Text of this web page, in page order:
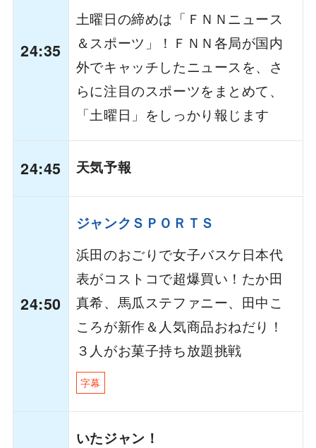
24:35
土曜日の締めは「ＦＮＮニュース
＆スポーツ」！ＦＮＮ各局が国内
外でキャッチしたニュースを、さ
らに注目のスポーツをまとめて、
「土曜日」をしっかり報じます
24:45 天気予報
24:50
ジャンクＳＰＯＲＴＳ
浜田のおごりで女子バスケ日本代
表がコストコで超爆買い！たか田
真希、馬瓜ステファニー、田中こ
ころが新作＆人気商品おねだり！
３人がお菓子持ち放題挑戦
字幕
いたジャン！